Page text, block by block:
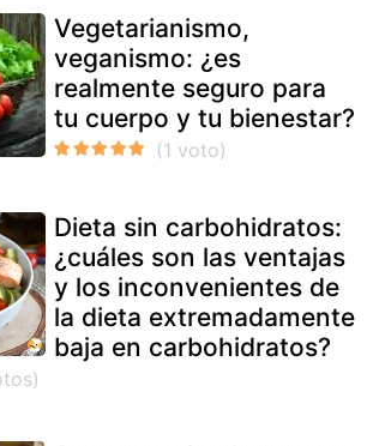
Vegetarianismo,
veganismo: ¿es
realmente seguro para
tu cuerpo y tu bienestar?
Dieta sin carbohidratos:
¿cuáles son las ventajas
y los inconvenientes de
la dieta extremadamente
baja en carbohidratos?